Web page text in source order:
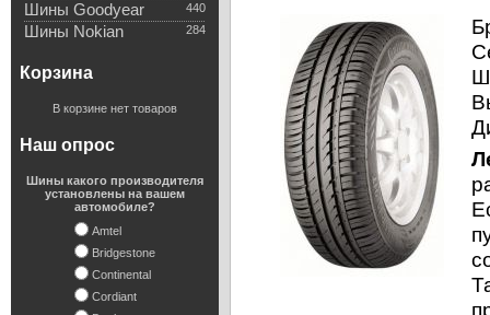
440
Шины Goodyear
284
Шины Nokian
Корзина
В корзине нет товаров
Наш опрос
Шины какого производителя
установлены на вашем
автомобиле?
Amtel
Bridgestone
Continental
Cordiant